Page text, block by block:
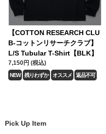
【COTTON RESEARCH CLU
B-コットンリサーチクラブ】
L/S Tubular T-Shirt【BLK】
7,150円 (税込)
NEW 残りわずか オススメ 返品不可
Pick Up Item